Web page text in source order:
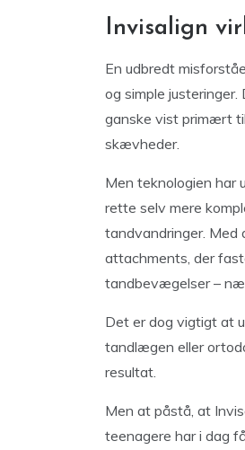
Invisalign
En udbredt
og simple
ganske vist primært
skævheder.
Men teknologien har
rette selv mere
tandvandringer. Med
attachments, der
tandbevægelser –
Det er dog vigtigt at
tandlægen eller
resultat.
Men at påstå, at
teenagere har i dag